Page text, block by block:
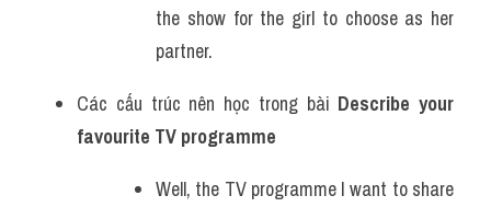
the show for the girl to choose as her
partner.
Các cấu trúc nên học trong bài Describe your
favourite TV programme
Well, the TV programme I want to share